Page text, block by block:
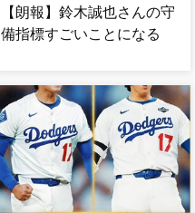
【朗報】鈴木誠也さんの守
備指標すごいことになる